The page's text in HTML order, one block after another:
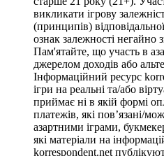
викликати ігрову
(принципів)
ознак залежності негайно
Пам'ятайте, що участь в
джерелом доходів або
Інформаційний ресурс
ігри на реальні та/або
приймає ні в якій формі
платежів, які пов’язані/
азартними іграми,
які матеріали на
korrespondent.net